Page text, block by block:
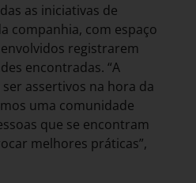
as iniciativas de
companhia, com espaço
registrarem
encontradas. “A
assertivos na hora da
uma comunidade
que se encontram
melhores práticas”,